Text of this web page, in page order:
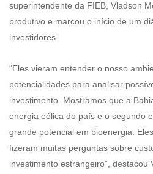
superintendente da FIEB, Vladson
produtivo e marcou o início de um
investidores.
“Eles vieram entender o nosso
potencialidades para analisar
investimento. Mostramos que a
energia eólica do país e o segundo
grande potencial em bioenergia.
fizeram muitas perguntas sobre
investimento estrangeiro”, destacou